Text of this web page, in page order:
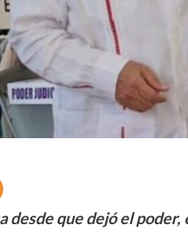
desde que dejó el